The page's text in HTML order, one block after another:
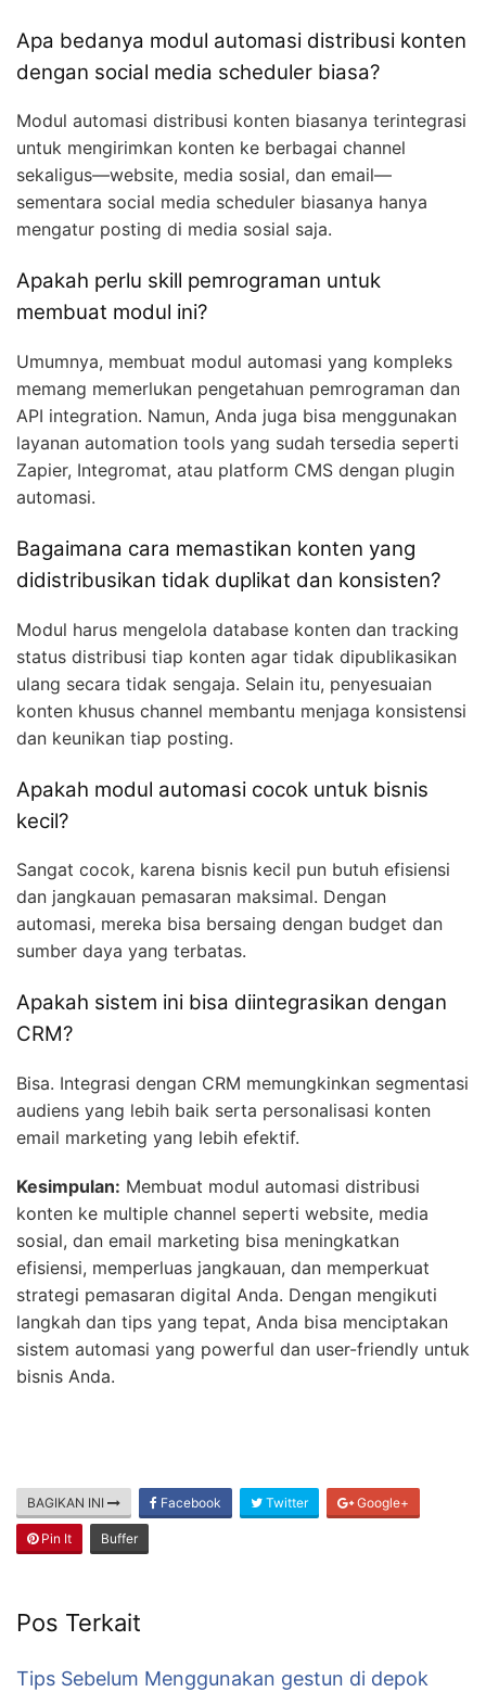
Apa bedanya modul automasi distribusi konten
dengan social media scheduler biasa?
Modul automasi distribusi konten biasanya terintegrasi
untuk mengirimkan konten ke berbagai channel
sekaligus—website, media sosial, dan email—
sementara social media scheduler biasanya hanya
mengatur posting di media sosial saja.
Apakah perlu skill pemrograman untuk
membuat modul ini?
Umumnya, membuat modul automasi yang kompleks
memang memerlukan pengetahuan pemrograman dan
API integration. Namun, Anda juga bisa menggunakan
layanan automation tools yang sudah tersedia seperti
Zapier, Integromat, atau platform CMS dengan plugin
automasi.
Bagaimana cara memastikan konten yang
didistribusikan tidak duplikat dan konsisten?
Modul harus mengelola database konten dan tracking
status distribusi tiap konten agar tidak dipublikasikan
ulang secara tidak sengaja. Selain itu, penyesuaian
konten khusus channel membantu menjaga konsistensi
dan keunikan tiap posting.
Apakah modul automasi cocok untuk bisnis
kecil?
Sangat cocok, karena bisnis kecil pun butuh efisiensi
dan jangkauan pemasaran maksimal. Dengan
automasi, mereka bisa bersaing dengan budget dan
sumber daya yang terbatas.
Apakah sistem ini bisa diintegrasikan dengan
CRM?
Bisa. Integrasi dengan CRM memungkinkan segmentasi
audiens yang lebih baik serta personalisasi konten
email marketing yang lebih efektif.
Kesimpulan: Membuat modul automasi distribusi
konten ke multiple channel seperti website, media
sosial, dan email marketing bisa meningkatkan
efisiensi, memperluas jangkauan, dan memperkuat
strategi pemasaran digital Anda. Dengan mengikuti
langkah dan tips yang tepat, Anda bisa menciptakan
sistem automasi yang powerful dan user-friendly untuk
bisnis Anda.
BAGIKAN INI Facebook Twitter Google+
Pin It Buffer
Pos Terkait
Tips Sebelum Menggunakan gestun di depok